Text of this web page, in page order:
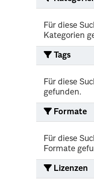
Für diese
Kategorien
Tags
Für diese
gefunden.
Formate
Für diese
Formate
Lizenzen